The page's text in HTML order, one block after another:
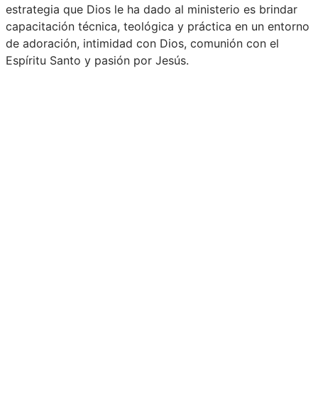
estrategia que Dios le ha dado al ministerio es brindar
capacitación técnica, teológica y práctica en un entorno
de adoración, intimidad con Dios, comunión con el
Espíritu Santo y pasión por Jesús.